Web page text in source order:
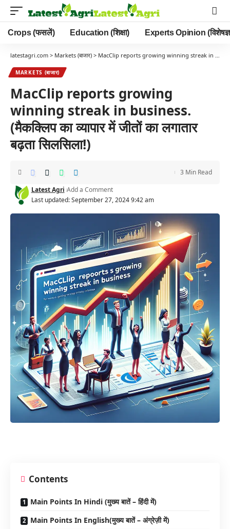
Crops (फसलें) Education (शिक्षा) Experts Opinion (विशेषज्ञ
latestagri.com > Markets (बाजार) > MacClip reports growing winning streak in business. (मैकक्लिप का व्यापार में जीतों का लगातार बढ़ता सिलसिला!)
MARKETS (बाजार)
MacClip reports growing
winning streak in business.
(मैकक्लिप का व्यापार में जीतों का लगातार
बढ़ता सिलसिला!)
Last updated: September 27, 2024 9:42 am
Latest Agri Add a Comment
3 Min Read
Contents
Main Points In Hindi (मुख्य बातें – हिंदी में)
Main Points In English(मुख्य बातें – अंग्रेज़ी में)